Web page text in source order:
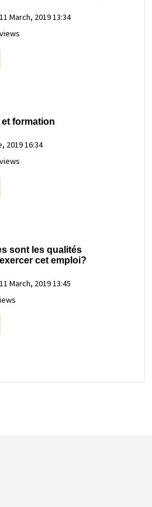
11 March, 2019 13:34
formation
2019 16:34
sont les qualités
cet emploi?
11 March, 2019 13:45